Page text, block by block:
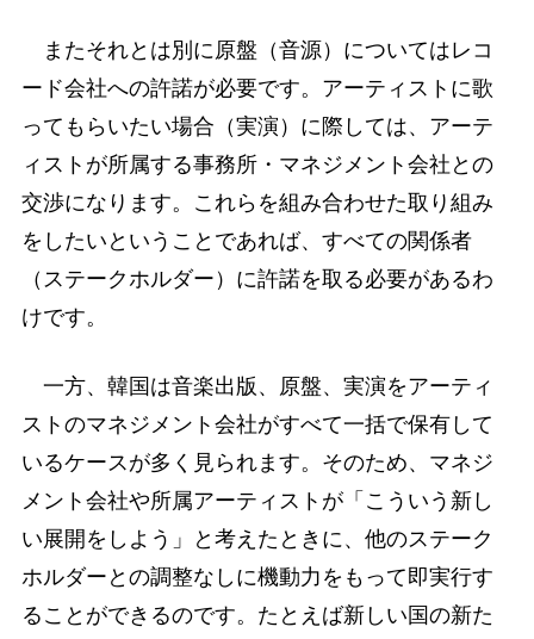
またそれとは別に原盤（音源）についてはレコ
ード会社への許諾が必要です。アーティストに歌
ってもらいたい場合（実演）に際しては、アーテ
ィストが所属する事務所・マネジメント会社との
交渉になります。これらを組み合わせた取り組み
をしたいということであれば、すべての関係者
（ステークホルダー）に許諾を取る必要があるわ
けです。
一方、韓国は音楽出版、原盤、実演をアーティ
ストのマネジメント会社がすべて一括で保有して
いるケースが多く見られます。そのため、マネジ
メント会社や所属アーティストが「こういう新し
い展開をしよう」と考えたときに、他のステーク
ホルダーとの調整なしに機動力をもって即実行す
ることができるのです。たとえば新しい国の新た